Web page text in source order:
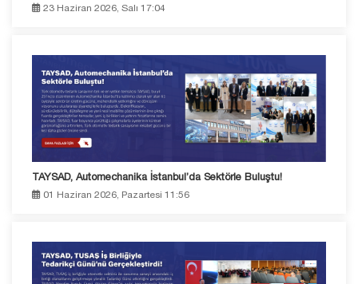
23 Haziran 2026, Salı 17:04
TAYSAD, Automechanika İstanbul’da Sektörle Buluştu!
01 Haziran 2026, Pazartesi 11:56